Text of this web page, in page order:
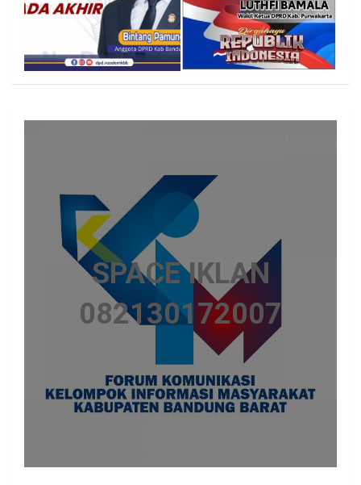
SPACE IKLAN
082130172007